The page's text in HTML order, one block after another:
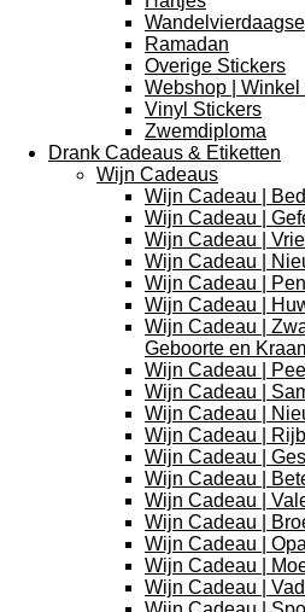
Wandelvierdaagse
Ramadan
Overige Stickers
Webshop | Winkel
Vinyl Stickers
Zwemdiploma
Drank Cadeaus & Etiketten
Wijn Cadeaus
Wijn Cadeau |
Wijn Cadeau |
Wijn Cadeau |
Wijn Cadeau |
Wijn Cadeau |
Wijn Cadeau |
Wijn Cadeau |
Geboorte en
Wijn Cadeau |
Wijn Cadeau |
Wijn Cadeau |
Wijn Cadeau |
Wijn Cadeau |
Wijn Cadeau |
Wijn Cadeau |
Wijn Cadeau |
Wijn Cadeau |
Wijn Cadeau |
Wijn Cadeau |